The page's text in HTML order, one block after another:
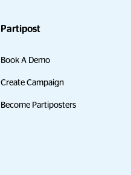
Partipost
Book A Demo
Create Campaign
Become Partiposters